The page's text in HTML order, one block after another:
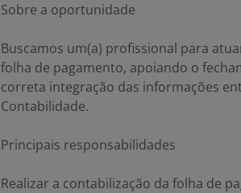
Sobre a oportunidade
Buscamos um(a) profissional para
folha de pagamento, apoiando o
correta integração das informações
Contabilidade.
Principais responsabilidades
Realizar a contabilização da folha de